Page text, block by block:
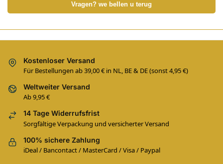
Vragen? we bellen u terug
Kostenloser Versand
Für Bestellungen ab 39,00 € in NL, BE & DE (sonst 4,95 €)
Weltweiter Versand
Ab 9,95 €
14 Tage Widerrufsfrist
Sorgfältige Verpackung und versicherter Versand
100% sichere Zahlung
iDeal / Bancontact / MasterCard / Visa / Paypal